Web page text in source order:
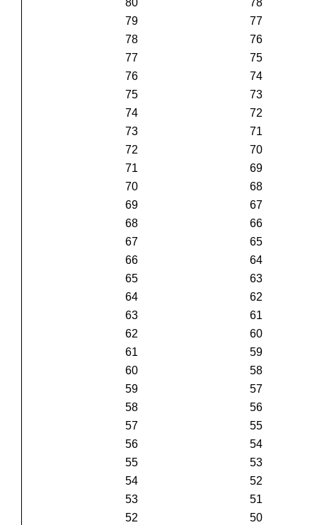
80
78
79
77
78
76
77
75
76
74
75
73
74
72
73
71
72
70
71
69
70
68
69
67
68
66
67
65
66
64
65
63
64
62
63
61
62
60
61
59
60
58
59
57
58
56
57
55
56
54
55
53
54
52
53
51
52
50